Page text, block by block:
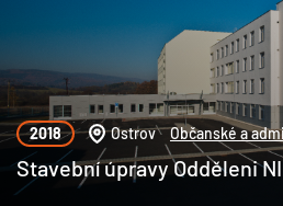
Stavební úpravy Odděleni
2018 Ostrov Občanské a